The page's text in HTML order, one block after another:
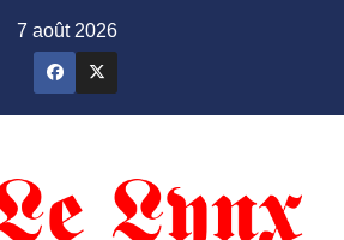
7 août 2026